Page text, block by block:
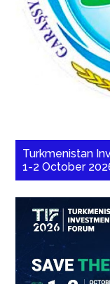
Turkmenistan
1-2 October